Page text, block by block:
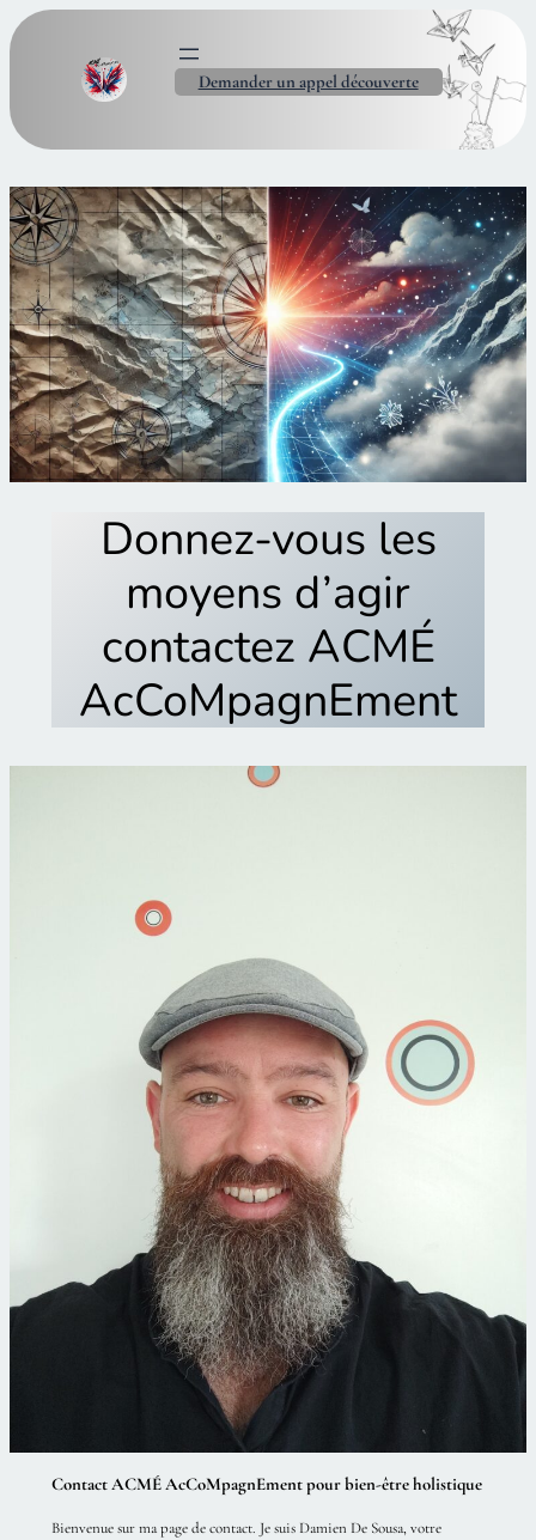
Demander un appel découverte
Donnez-vous les
moyens d’agir
contactez ACMÉ
AcCoMpagnEment
Contact ACMÉ AcCoMpagnEment pour bien-être holistique
Bienvenue sur ma page de contact. Je suis Damien De Sousa, votre